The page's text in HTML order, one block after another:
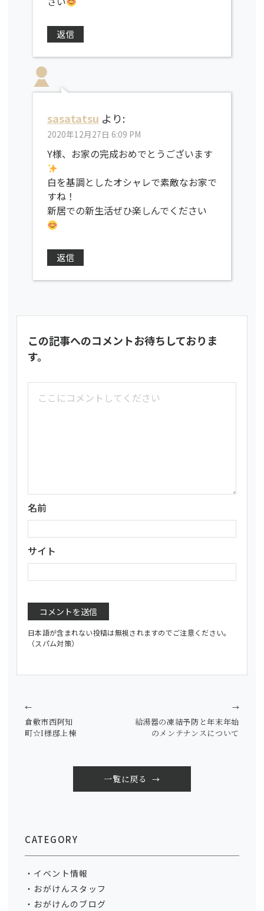
返信
sasatatsu より:
2020年12月27日 6:09 PM
Y様、お家の完成おめでとうございます
白を基調としたオシャレで素敵なお家で
すね！
新居での新生活ぜひ楽しんでください
返信
この記事へのコメントお待ちしておりま
す。
名前
サイト
日本語が含まれない投稿は無視されますのでご注意ください。
（スパム対策）
倉敷市西阿知
町☆I様邸上棟
←
一覧に戻る
給湯器の凍結予防と年末年始
のメンテナンスについて
→
CATEGORY
イベント情報
おがけんスタッフ
おがけんのブログ